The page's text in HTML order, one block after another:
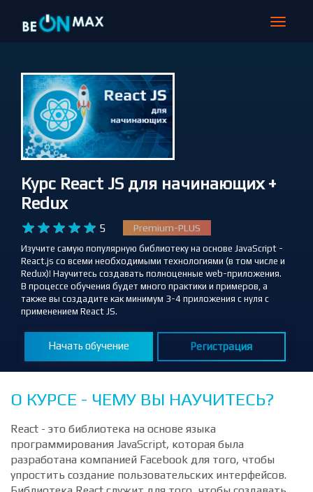
СКИДКА 70% НА ВСЕ КУРСЫ - ПОЛНОЕ ОБУЧЕНИЕ от 240 руб в месяц!
Курс React JS для начинающих +
Redux
    
     5 Premium-PLUS
Изучите самую популярную библиотеку на основе JavaScript -
React.js со всеми необходимыми технологиями (в том числе и
Redux)! Научитесь создавать полноценные web-приложения.
применением React JS.
О КУРСЕ - ЧЕМУ ВЫ НАУЧИТЕСЬ?
React - это библиотека на основе языка
программирования JavaScript, которая была